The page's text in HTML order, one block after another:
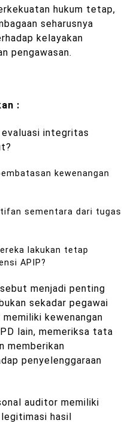
hukum tetap,
seharusnya
kelayakan
pengawasan.
:
evaluasi integritas
kewenangan
sementara dari tugas
lakukan tetap
APIP?
menjadi penting
sekadar pegawai
kewenangan
lain, memeriksa tata
memberikan
penyelenggaraan
auditor memiliki
legitimasi hasil